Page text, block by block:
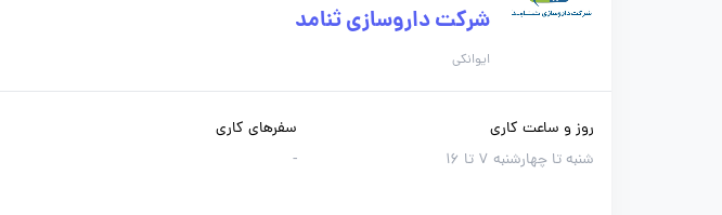
شرکت داروسازی ثنامد
ایوانکی
روز و ساعت کاری
شنبه تا چهارشنبه 7 تا 16
سفرهای کاری
-